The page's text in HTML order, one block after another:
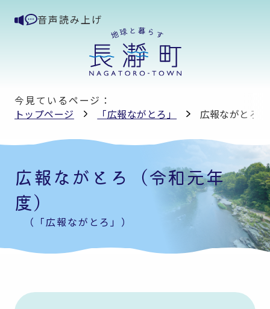
音声読み上げ
今見ているページ：
トップページ
「広報ながとろ」 広報ながとろ
広報ながとろ（令和元年
度）
（「広報ながとろ」）